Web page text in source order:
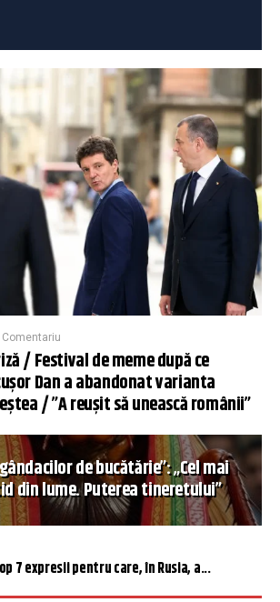
Comentariu
/ Festival de meme după ce
Dan a abandonat varianta
/ ”A reușit să unească românii”
de bucătărie”: „Cel mai
din lume. Puterea tineretului”
7 expresii pentru care, în Rusia, a...